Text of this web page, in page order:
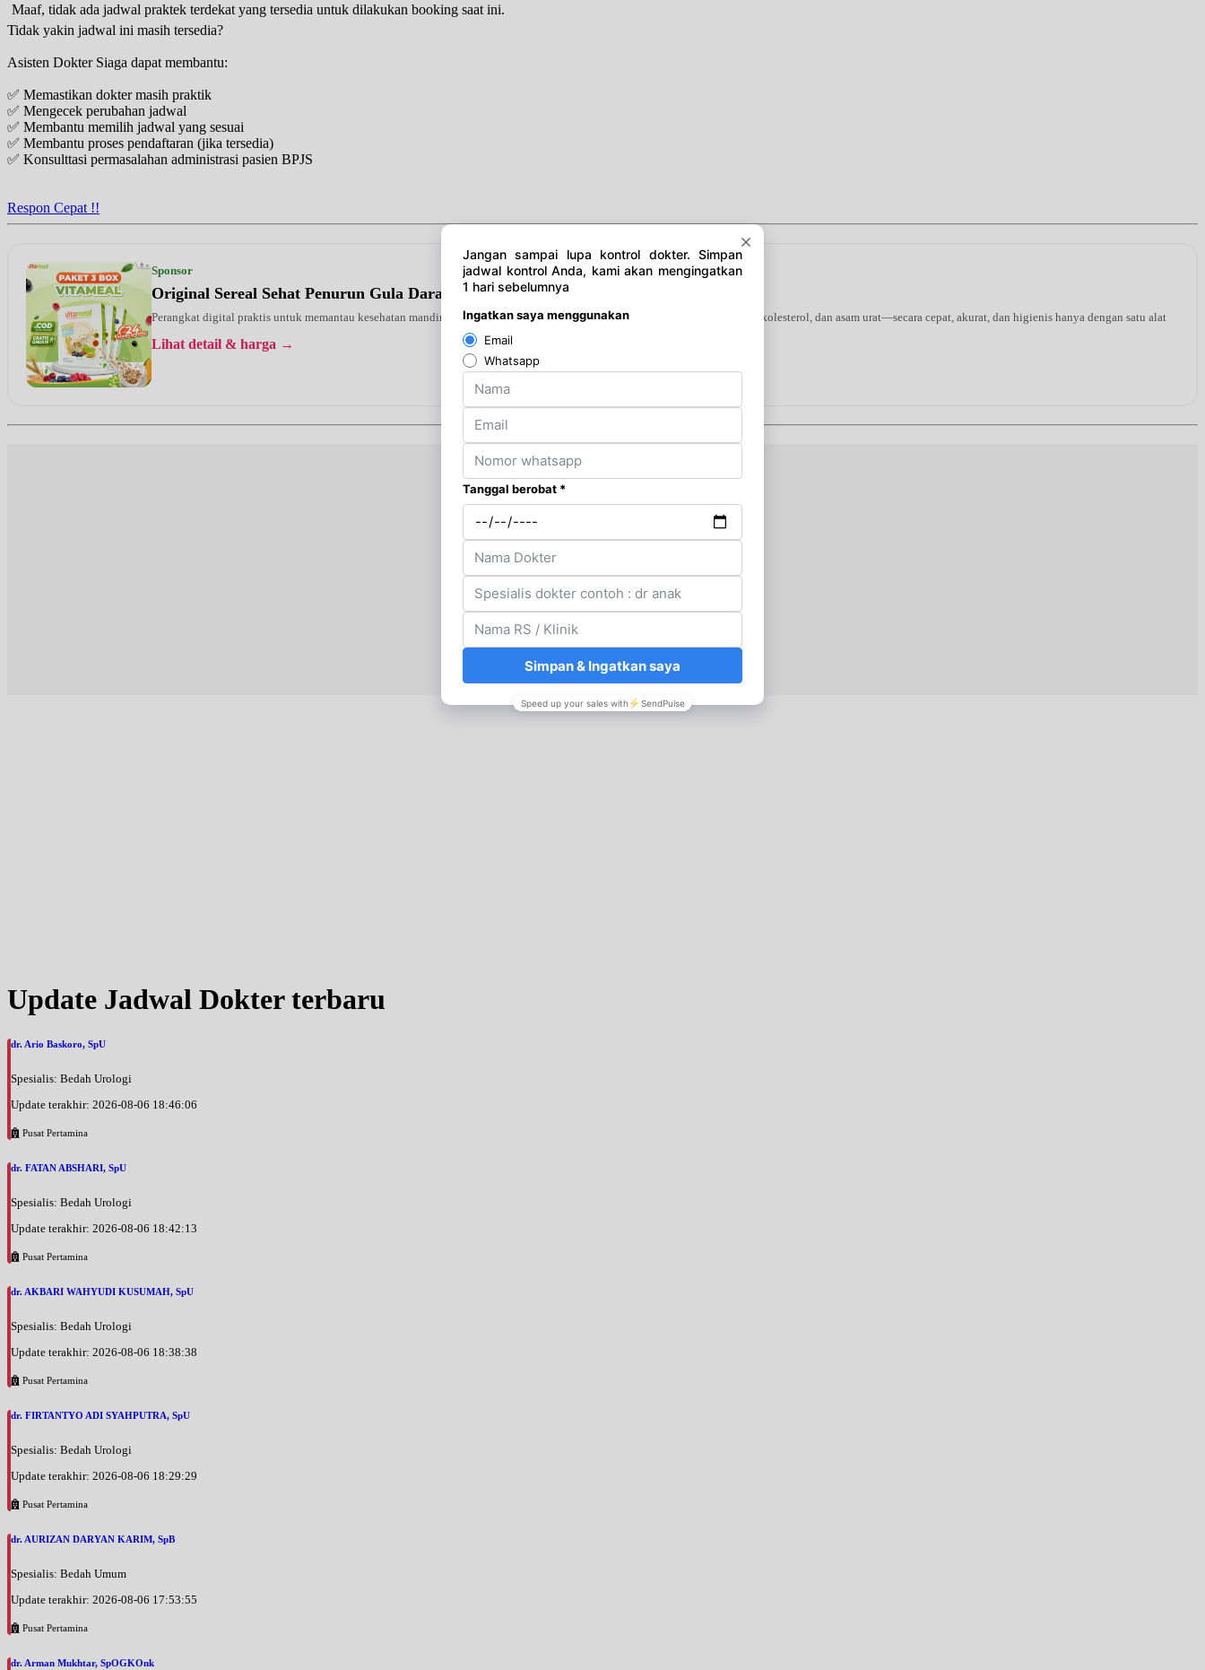
Maaf, tidak ada jadwal praktek terdekat yang tersedia untuk dilakukan booking saat ini.
Tidak yakin jadwal ini masih tersedia?
Asisten Dokter Siaga dapat membantu:
✅ Memastikan dokter masih praktik
✅ Mengecek perubahan jadwal
✅ Membantu memilih jadwal yang sesuai
✅ Membantu proses pendaftaran (jika tersedia)
✅ Konsulttasi permasalahan administrasi pasien BPJS
Respon Cepat !!
Sponsor
Original Sereal Sehat Penurun Gula Darah Tanpa Efek Samping
Perangkat digital praktis untuk memantau kesehatan mandiri di rumah. Alat ini mendeteksi tiga indikator utama—gula darah, kolesterol, dan asam urat—secara cepat, akurat, dan higienis hanya dengan satu alat
Lihat detail & harga →
Update Jadwal Dokter terbaru
dr. Ario Baskoro, SpU
Spesialis: Bedah Urologi
Update terakhir: 2026-08-06 18:46:06
Pusat Pertamina
dr. FATAN ABSHARI, SpU
Spesialis: Bedah Urologi
Update terakhir: 2026-08-06 18:42:13
Pusat Pertamina
dr. AKBARI WAHYUDI KUSUMAH, SpU
Spesialis: Bedah Urologi
Update terakhir: 2026-08-06 18:38:38
Pusat Pertamina
dr. FIRTANTYO ADI SYAHPUTRA, SpU
Spesialis: Bedah Urologi
Update terakhir: 2026-08-06 18:29:29
Pusat Pertamina
dr. AURIZAN DARYAN KARIM, SpB
Spesialis: Bedah Umum
Update terakhir: 2026-08-06 17:53:55
Pusat Pertamina
dr. Arman Mukhtar, SpOGKOnk